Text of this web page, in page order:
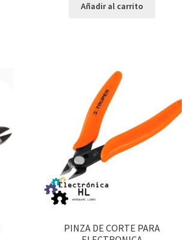
Añadir al carrito
PINZA DE CORTE PARA